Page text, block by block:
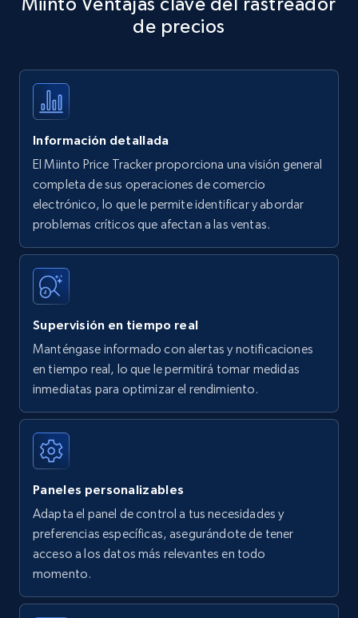
Title, Seller name, Brand, Description, Initial
35.3K+
Amazon products - find products by using
upc numbers
Title, Seller name, Brand, Description, Initial
price, Currency, Availability, Reviews count, and
35.3K+
Amazon Reviews
URL, Product name, Product rating, Product
Author name, Asin, and more.
7.4K+ 870+
Walmart - products
Specifications, Image urls, Top reviews, and
de precios
Información detallada
El Miinto Price Tracker proporciona una visión general
completa de sus operaciones de comercio
electrónico, lo que le permite identificar y abordar
problemas críticos que afectan a las ventas.
Supervisión en tiempo real
Manténgase informado con alertas y notificaciones
en tiempo real, lo que le permitirá tomar medidas
inmediatas para optimizar el rendimiento.
Paneles personalizables
Adapta el panel de control a tus necesidades y
preferencias específicas, asegurándote de tener
acceso a los datos más relevantes en todo
momento.